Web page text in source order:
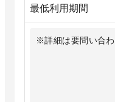
最低利用期間
※詳細は要問い合